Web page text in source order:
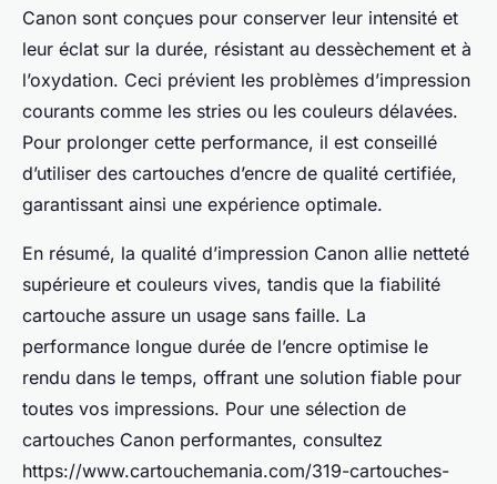
Canon sont conçues pour conserver leur intensité et
leur éclat sur la durée, résistant au dessèchement et à
l’oxydation. Ceci prévient les problèmes d’impression
courants comme les stries ou les couleurs délavées.
Pour prolonger cette performance, il est conseillé
d’utiliser des cartouches d’encre de qualité certifiée,
garantissant ainsi une expérience optimale.
En résumé, la qualité d’impression Canon allie netteté
supérieure et couleurs vives, tandis que la fiabilité
cartouche assure un usage sans faille. La
performance longue durée de l’encre optimise le
rendu dans le temps, offrant une solution fiable pour
toutes vos impressions. Pour une sélection de
cartouches Canon performantes, consultez
https://www.cartouchemania.com/319-cartouches-